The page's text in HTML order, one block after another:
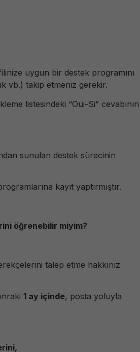
uygun bir destek programını
vb.) takip etmeniz gerekir.
listesindeki “Oui-Si” cevabının
sunulan destek sürecinin
kayıt yaptırmıştır.
öğrenebilir miyim?
talep etme hakkınız
1 ay içinde, posta yoluyla